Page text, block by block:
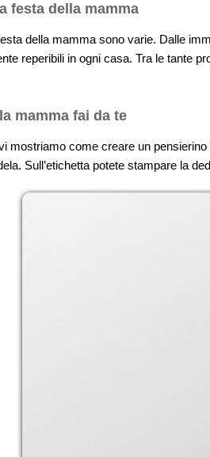
festa della mamma
della mamma sono varie. Dalle
reperibili in ogni casa. Tra le tante
mamma fai da te
mostriamo come creare un
Sull’etichetta potete stampare la